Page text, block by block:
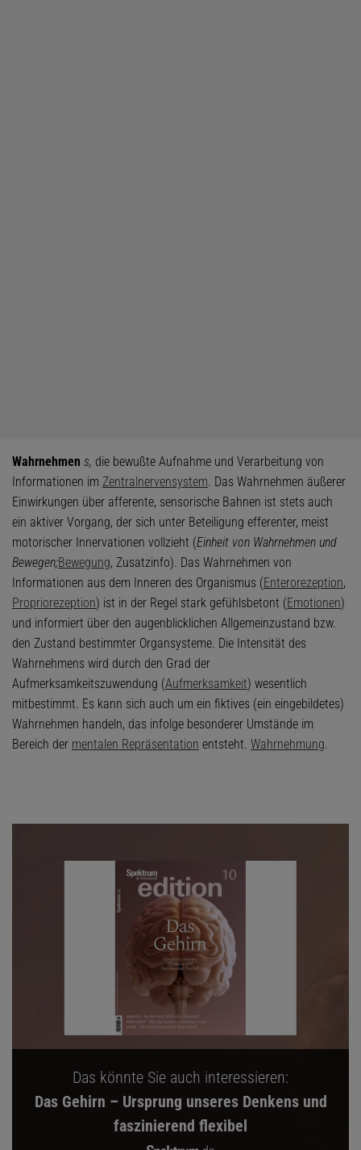
Wahrnehmen s, die bewußte Aufnahme und Verarbeitung von
Informationen im Zentralnervensystem. Das Wahrnehmen äußerer
Einwirkungen über afferente, sensorische Bahnen ist stets auch
ein aktiver Vorgang, der sich unter Beteiligung efferenter, meist
motorischer Innervationen vollzieht (Einheit von Wahrnehmen und
Bewegen;Bewegung, Zusatzinfo). Das Wahrnehmen von
Informationen aus dem Inneren des Organismus (Enterorezeption,
Propriorezeption) ist in der Regel stark gefühlsbetont (Emotionen)
und informiert über den augenblicklichen Allgemeinzustand bzw.
den Zustand bestimmter Organsysteme. Die Intensität des
Wahrnehmens wird durch den Grad der
Aufmerksamkeitszuwendung (Aufmerksamkeit) wesentlich
mitbestimmt. Es kann sich auch um ein fiktives (ein eingebildetes)
Wahrnehmen handeln, das infolge besonderer Umstände im
Bereich der mentalen Repräsentation entsteht. Wahrnehmung.
Das könnte Sie auch interessieren:
Das Gehirn – Ursprung unseres Denkens und
faszinierend flexibel